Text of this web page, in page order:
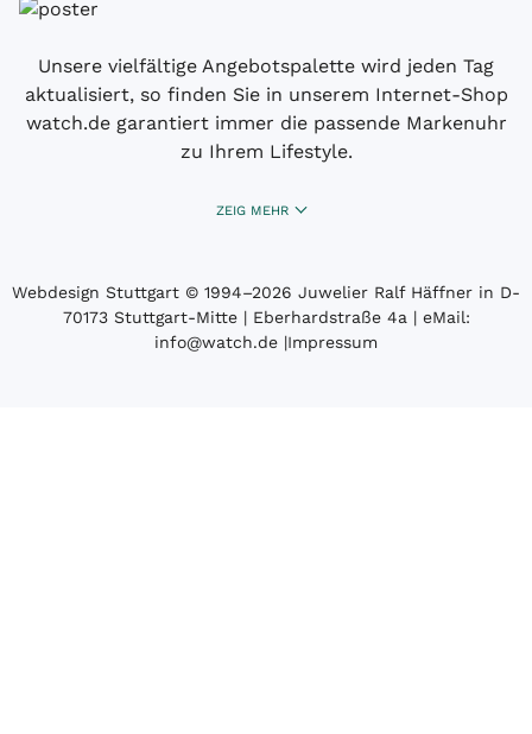
Unsere vielfältige Angebotspalette wird jeden Tag
aktualisiert, so finden Sie in unserem Internet-Shop
watch.de garantiert immer die passende Markenuhr
zu Ihrem Lifestyle.
ZEIG MEHR
Webdesign Stuttgart © 1994­–2026 Juwelier Ralf Häffner in D-
70173 Stuttgart-Mitte | Eberhardstraße 4a | eMail:
info@watch.de |Impressum